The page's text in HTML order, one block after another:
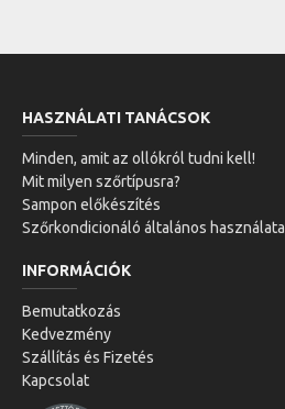
HASZNÁLATI TANÁCSOK
Minden, amit az ollókról tudni kell!
Mit milyen szőrtípusra?
Sampon előkészítés
Szőrkondicionáló általános használata
INFORMÁCIÓK
Bemutatkozás
Kedvezmény
Szállítás és Fizetés
Kapcsolat